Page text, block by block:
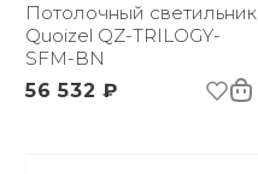
Потолочный светильник
Quoizel QZ-TRILOGY-
SFM-BN
56 532 ₽